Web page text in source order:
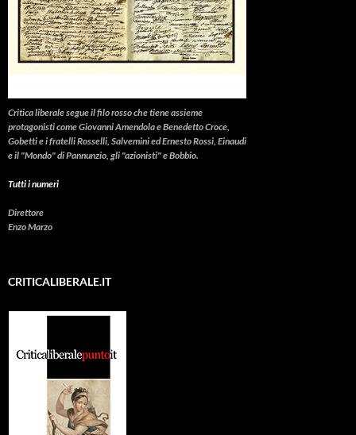
Critica liberalesegue il filo rosso che tiene assieme
protagonisti come Giovanni Amendola e Benedetto Croce,
Gobetti e i fratelli Rosselli, Salvemini ed Ernesto Rossi, Einaudi
e il "Mondo" di Pannunzio, gli "azionisti" e Bobbio.
Tutti i numeri
Direttore
Enzo Marzo
CRITICALIBERALE.IT